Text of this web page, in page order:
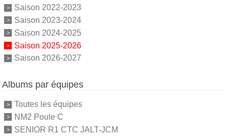
Saison 2022-2023
Saison 2023-2024
Saison 2024-2025
Saison 2025-2026
Saison 2026-2027
Albums par équipes
Toutes les équipes
NM2 Poule C
SENIOR R1 CTC JALT-JCM